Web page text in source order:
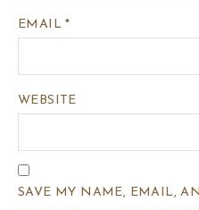
EMAIL*
WEBSITE
SAVE MY NAME, EMAIL,